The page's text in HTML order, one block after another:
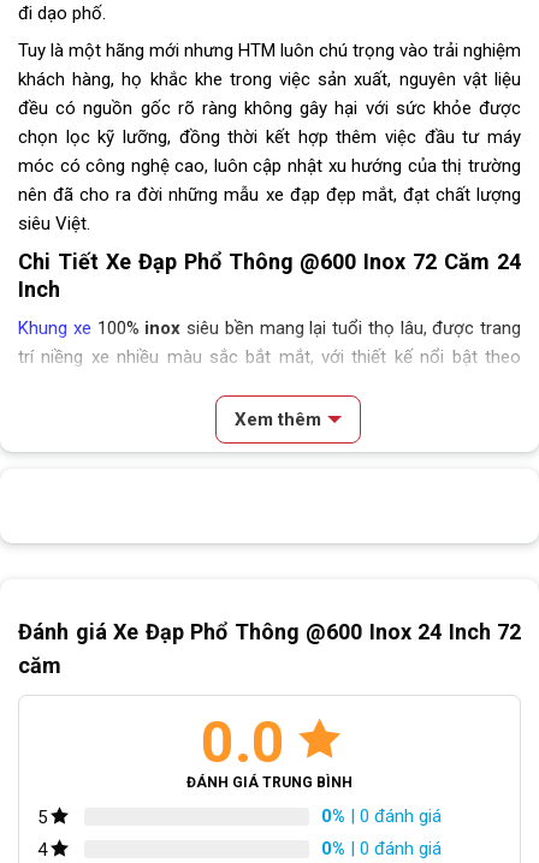
đi dạo phố.
Tuy là một hãng mới nhưng HTM luôn chú trọng vào trải nghiệm
khách hàng, họ khắc khe trong việc sản xuất, nguyên vật liệu
đều có nguồn gốc rõ ràng không gây hại với sức khỏe được
chọn lọc kỹ lưỡng, đồng thời kết hợp thêm việc đầu tư máy
móc có công nghệ cao, luôn cập nhật xu hướng của thị trường
nên đã cho ra đời những mẫu xe đạp đẹp mắt, đạt chất lượng
siêu Việt.
Chi Tiết Xe Đạp Phổ Thông @600 Inox 72 Căm 24
Inch
Khung xe 100% inox siêu bền mang lại tuổi thọ lâu, được trang
trí niềng xe nhiều màu sắc bắt mắt, với thiết kế nổi bật theo
Khung sườn Xe Đạp Mini @600 Inox 24 Inch 72 căm
tốt, dễ dàng bảo trì đem lại trải nghiệm an toàntuyệt đối cho
Xem thêm
Đánh giá Xe Đạp Phổ Thông @600 Inox 24 Inch 72
căm
0.0
ĐÁNH GIÁ TRUNG BÌNH
5 0% | 0 đánh giá
4
0% | 0 đánh giá